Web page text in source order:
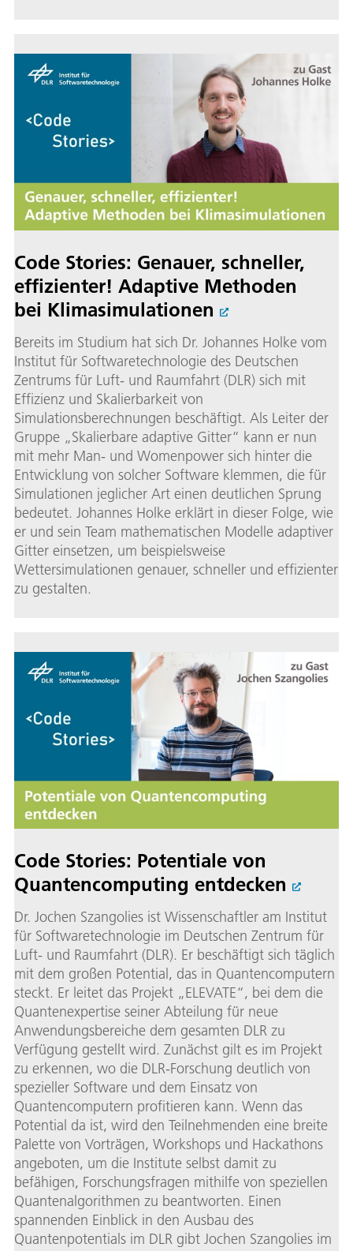
Code Stories: Genauer, schneller,
effizienter! Adaptive Methoden
bei Klimasimulationen
Bereits im Studium hat sich Dr. Johannes Holke vom
Institut für Softwaretechnologie des Deutschen
Zentrums für Luft- und Raumfahrt (DLR) sich mit
Effizienz und Skalierbarkeit von
Simulationsberechnungen beschäftigt. Als Leiter der
Gruppe „Skalierbare adaptive Gitter“ kann er nun
mit mehr Man- und Womenpower sich hinter die
Entwicklung von solcher Software klemmen, die für
Simulationen jeglicher Art einen deutlichen Sprung
bedeutet. Johannes Holke erklärt in dieser Folge, wie
er und sein Team mathematischen Modelle adaptiver
Gitter einsetzen, um beispielsweise
Wettersimulationen genauer, schneller und effizienter
zu gestalten.
Code Stories: Potentiale von
Quantencomputing entdecken
Dr. Jochen Szangolies ist Wissenschaftler am Institut
für Softwaretechnologie im Deutschen Zentrum für
Luft- und Raumfahrt (DLR). Er beschäftigt sich täglich
mit dem großen Potential, das in Quantencomputern
steckt. Er leitet das Projekt „ELEVATE“, bei dem die
Quantenexpertise seiner Abteilung für neue
Anwendungsbereiche dem gesamten DLR zu
Verfügung gestellt wird. Zunächst gilt es im Projekt
zu erkennen, wo die DLR-Forschung deutlich von
spezieller Software und dem Einsatz von
Quantencomputern profitieren kann. Wenn das
Potential da ist, wird den Teilnehmenden eine breite
Palette von Vorträgen, Workshops und Hackathons
angeboten, um die Institute selbst damit zu
befähigen, Forschungsfragen mithilfe von speziellen
Quantenalgorithmen zu beantworten. Einen
spannenden Einblick in den Ausbau des
Quantenpotentials im DLR gibt Jochen Szangolies im